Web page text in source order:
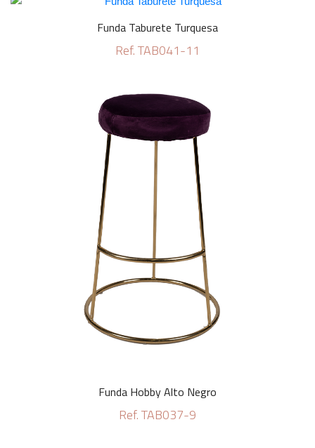
Funda Taburete Turquesa
Ref. TAB041-11
Funda Hobby Alto Negro
Ref. TAB037-9